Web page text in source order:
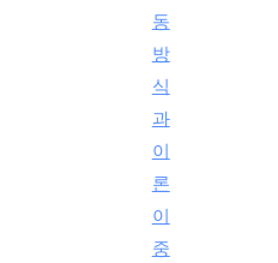
동
방
식
과
이
론
이
중